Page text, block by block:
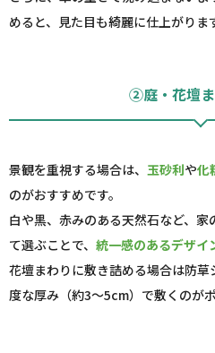
めると、見た目も綺麗に仕上がりま
②庭・花壇
景観を重視する場合は、 玉砂利や化
のがおすすめです。
白や黒、赤みのある天然石など、
て選ぶことで、 統一感のあるデザイ
花壇まわりに敷き詰める場合は防
度な厚み（約3～5cm）で敷くのがポ